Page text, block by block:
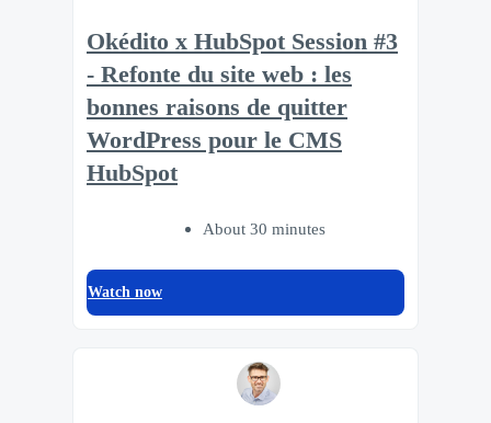
Okédito x HubSpot Session #3
- Refonte du site web : les
bonnes raisons de quitter
WordPress pour le CMS
HubSpot
About 30 minutes
Watch now